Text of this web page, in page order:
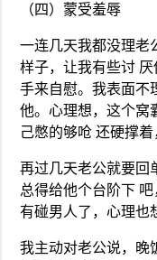
（四）蒙受羞辱
一连几天我都没理老
样子，让我有些讨
手来自慰。我表面不
他。心理想，这个窝
己憋的够呛 还硬撑着
再过几天老公就要回
总得给他个台阶下
有碰男人了，心理也
我主动对老公说，晚